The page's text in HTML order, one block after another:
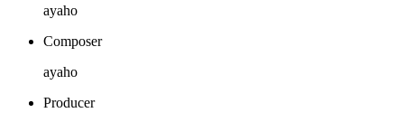
ayaho
Composer
ayaho
Producer